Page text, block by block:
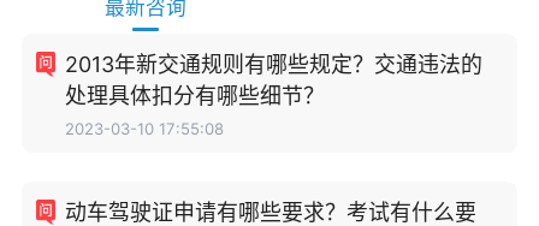
最新咨询
2013年新交通规则有哪些规定？交通违法的
处理具体扣分有哪些细节？
2023-03-10 17:55:08
动车驾驶证申请有哪些要求？考试有什么要